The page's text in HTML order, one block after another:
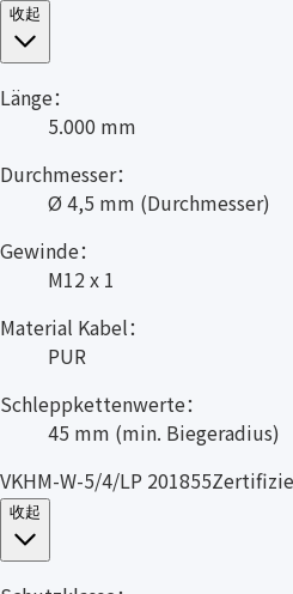
收起
Länge：
5.000 mm
Durchmesser：
Ø 4,5 mm (Durchmesser)
Gewinde：
M12 x 1
Material Kabel：
PUR
Schleppkettenwerte：
45 mm (min. Biegeradius)
VKHM-W-5/4/LP
收起